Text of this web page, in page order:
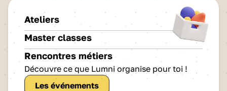
Ateliers
Master classes
Rencontres métiers
Découvre ce que Lumni organise pour toi !
Les événements